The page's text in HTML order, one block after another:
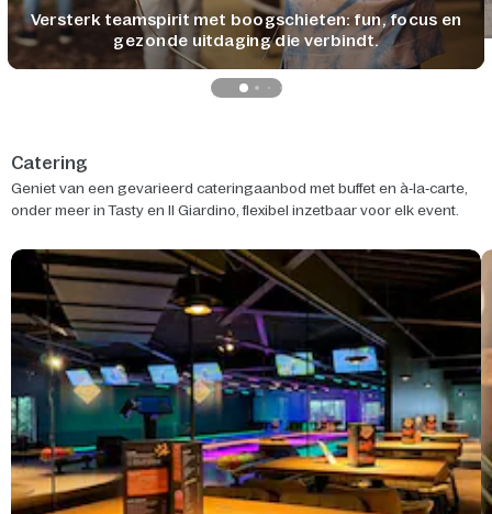
Versterk teamspirit met boogschieten: fun, focus en
gezonde uitdaging die verbindt.
Catering
Geniet van een gevarieerd cateringaanbod met buffet en à‑la‑carte,
onder meer in Tasty en Il Giardino, flexibel inzetbaar voor elk event.